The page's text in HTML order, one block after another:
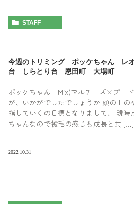
STAFF
今週のトリミング ポッケちゃん レ
台 しらとり台 恩田町 大場町
ポッケちゃん Mix(マルチーズ×プード
が、いかがでしたでしょうか 頭の上の
指していくの目標となりまして、 現時
ちゃんなので被毛の感じも成長と共 […]
2022.10.31